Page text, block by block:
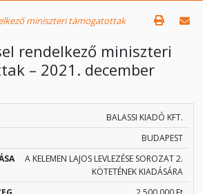
miniszteri támogatottak
rendelkező miniszteri
– 2021. december
LEÍRÁSA
MEGÍTÉLT
ÖSSZEG
PÁLYÁZATI
SZÁM
BALASSI KIADÓ KFT.
BUDAPEST
A KELEMEN LAJOS LEVLEZÉSE SOROZAT 2.
KÖTETÉNEK KIADÁSÁRA